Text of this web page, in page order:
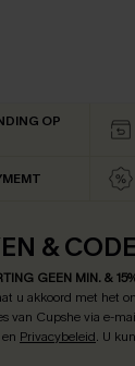
OP
&
GEEN MIN. &
u akkoord met het
van Cupshe via e-
en Privacybeleid. U